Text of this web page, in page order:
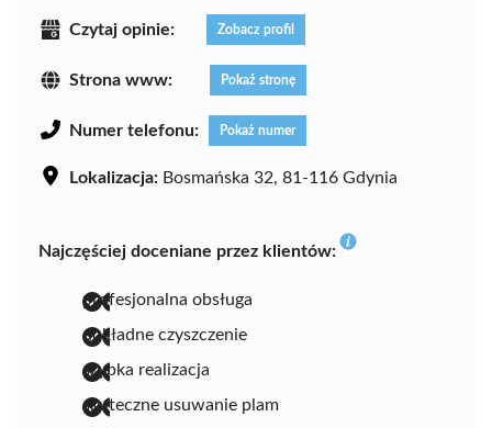
Czytaj opinie: Zobacz profil
Strona www: Pokaż stronę
Numer telefonu: Pokaż numer
Lokalizacja: Bosmańska 32, 81-116 Gdynia
Najczęściej doceniane przez klientów:
profesjonalna obsługa
dokładne czyszczenie
szybka realizacja
skuteczne usuwanie plam